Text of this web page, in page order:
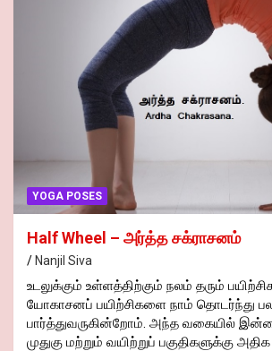
YOGA POSES
Half Wheel – அர்த்த சக்ராசனம்
Nanjil Siva
உடலுக்கும் உள்ளத்திற்கும் நலம் தரும்
யோகாசனப் பயிற்சிகளை நாம் தொடர்ந்து பல
பார்த்துவருகின்றோம். அந்த வகையில்
முதுகு மற்றும் வயிற்றுப் பகுதிகளுக்கு